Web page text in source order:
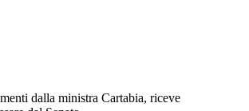
dalla ministra Cartabia, riceve